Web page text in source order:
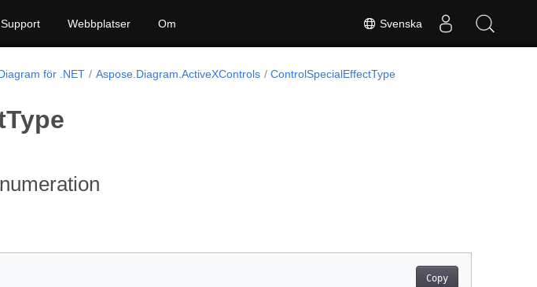
Svenska
Support Webbplatser Om
för .NET Aspose.Diagram.ActiveXControls ControlSpecialEffectType
Copy